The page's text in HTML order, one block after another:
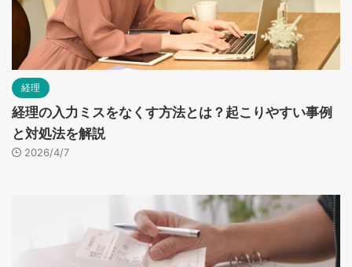
経理
経理の入力ミスをなくす方法とは？起こりやすい事例
と対処法を解説
2026/4/7